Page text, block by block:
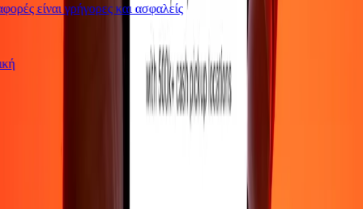
είναι γρήγορες και ασφαλείς